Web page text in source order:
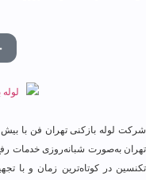
به‌صورت شبانه‌روزی خدمات رفع
در کوتاه‌ترین زمان و با